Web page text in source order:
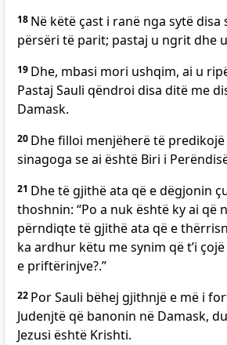
18 Në këtë çast i ranë nga sytë
përsëri të parit; pastaj u ngrit dhe
19 Dhe, mbasi mori ushqim, ai u
Pastaj Sauli qëndroi disa ditë me
Damask.
20 Dhe filloi menjëherë të
sinagoga se ai është Biri i
21 Dhe të gjithë ata që e dëgjonin
thoshnin: “Po a nuk është ky ai që
përndiqte të gjithë ata që e
ka ardhur këtu me synim që t’i
e priftërinjve?.”
22 Por Sauli bëhej gjithnjë e më i
Judenjtë që banonin në Damask,
Jezusi është Krishti.